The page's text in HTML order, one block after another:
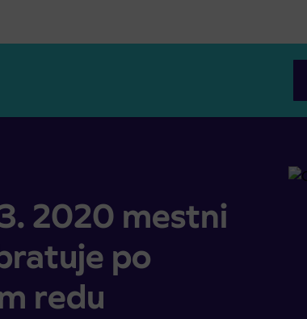
obratuje po počitniškem voznem redu
2020 mestni
po
redu